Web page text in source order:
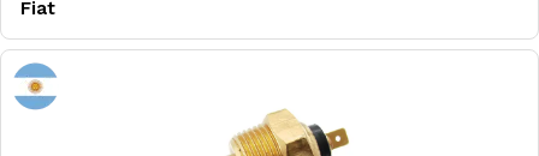
Fiat